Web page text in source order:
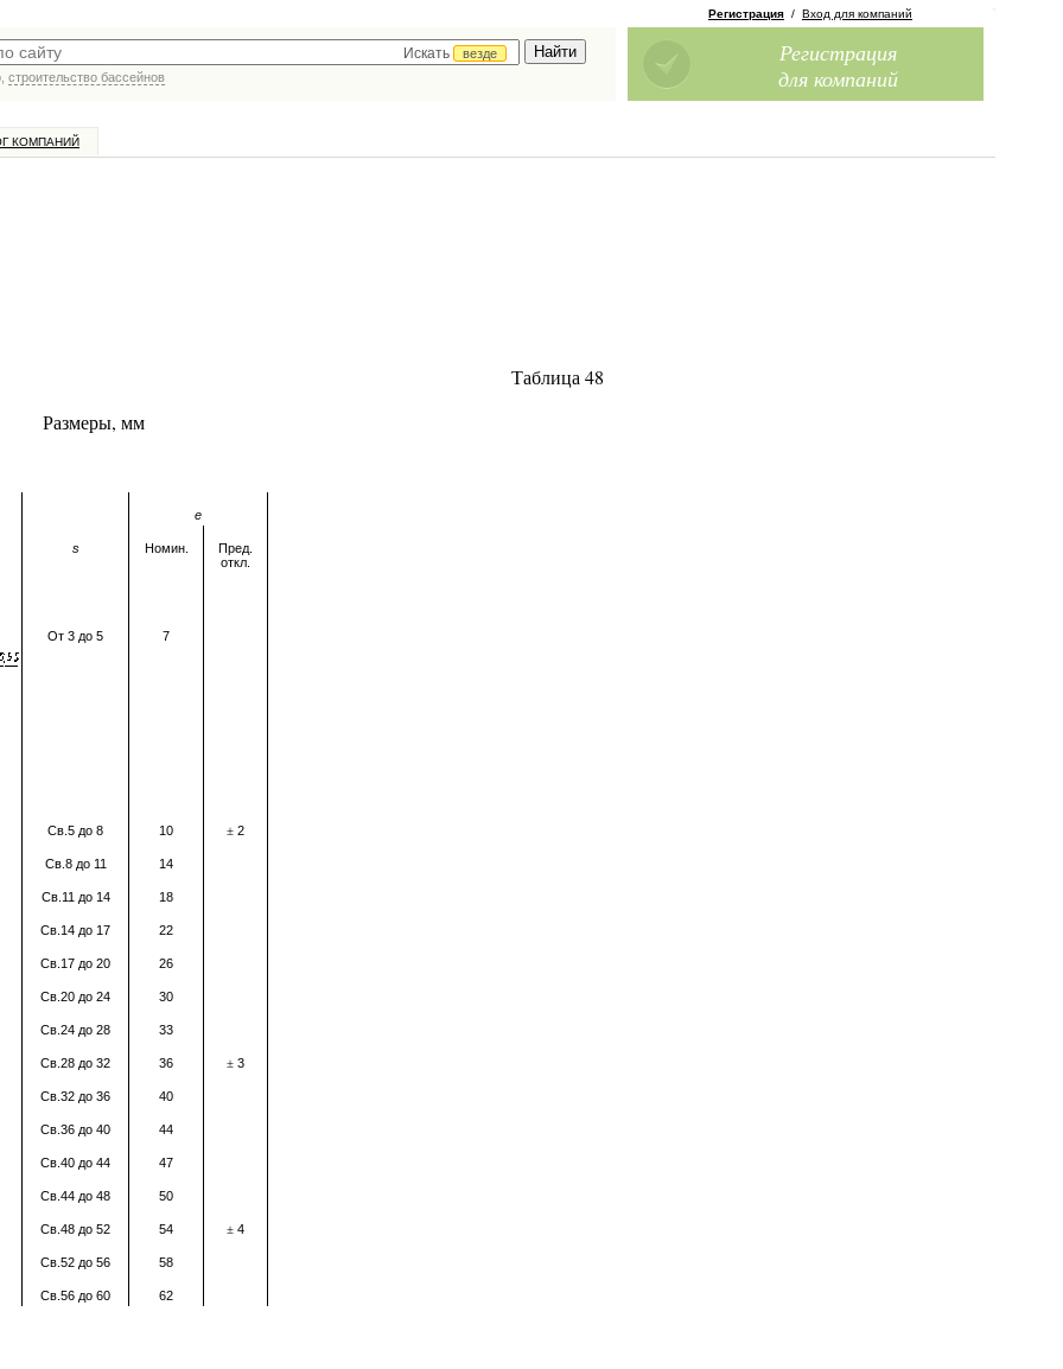
Искать
везде
строительство бассейнов
Регистрация / Вход для компаний
Регистрация
для компаний
КОМПАНИЙ
Таблица 48
Размеры, мм
e
s Номин.
Пред.
откл.
От 3 до 5 7
Св.5 до 8 10 ± 2
Св.8 до 11 14
Св.11 до 14 18
Св.14 до 17 22
Св.17 до 20 26
Св.20 до 24 30
Св.24 до 28 33
Св.28 до 32 36 ± 3
Св.32 до 36 40
Св.36 до 40 44
Св.40 до 44 47
Св.44 до 48 50
Св.48 до 52 54 ± 4
Св.52 до 56 58
Св.56 до 60 62